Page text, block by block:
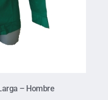
– Hombre